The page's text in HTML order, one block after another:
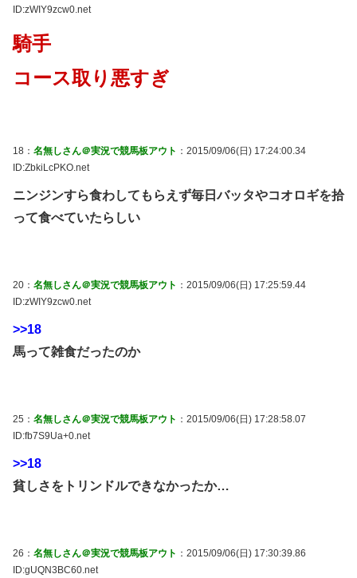
ID:zWIY9zcw0.net
騎手
コース取り悪すぎ
18： 名無しさん＠実況で競馬板アウト ：2015/09/06(日) 17:24:00.34
ID:ZbkiLcPKO.net
ニンジンすら食わしてもらえず毎日バッタやコオロギを拾
って食べていたらしい
20： 名無しさん＠実況で競馬板アウト ：2015/09/06(日) 17:25:59.44
ID:zWIY9zcw0.net
>>18
馬って雑食だったのか
25： 名無しさん＠実況で競馬板アウト ：2015/09/06(日) 17:28:58.07
ID:fb7S9Ua+0.net
>>18
貧しさをトリンドルできなかったか…
26： 名無しさん＠実況で競馬板アウト ：2015/09/06(日) 17:30:39.86
ID:gUQN3BC60.net